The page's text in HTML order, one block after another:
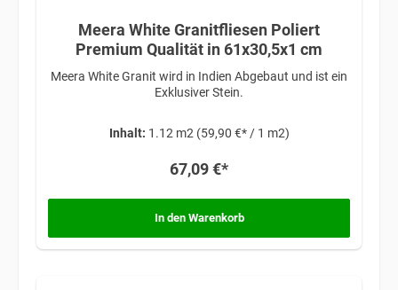
Meera White Granitfliesen Poliert
Premium Qualität in 61x30,5x1 cm
Meera White Granit wird in Indien Abgebaut und ist ein
Exklusiver Stein.
Inhalt: 1.12 m2 (59,90 €* / 1 m2)
67,09 €*
In den Warenkorb